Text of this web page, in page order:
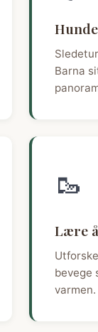
Barna
🥾
Lære
bevege
varmen.